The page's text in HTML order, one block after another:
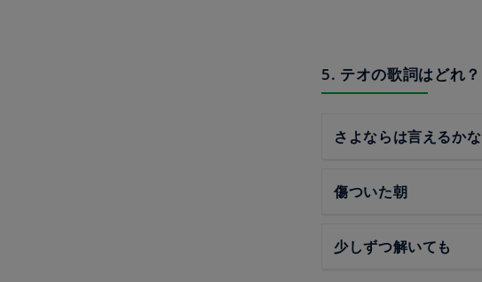
5. テオの歌詞はどれ？
さよならは言えるかな
傷ついた朝
少しずつ解いても